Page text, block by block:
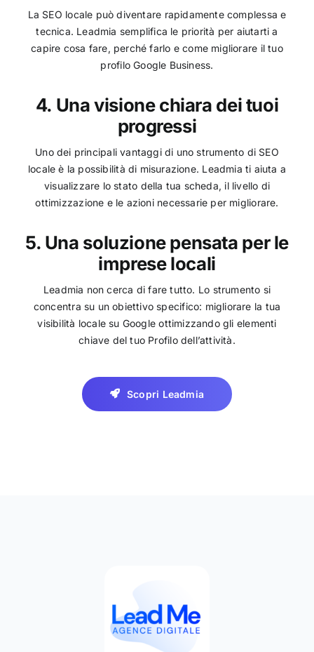
La SEO locale può diventare rapidamente complessa e
tecnica. Leadmia semplifica le priorità per aiutarti a
capire cosa fare, perché farlo e come migliorare il tuo
profilo Google Business.
4. Una visione chiara dei tuoi
progressi
Uno dei principali vantaggi di uno strumento di SEO
locale è la possibilità di misurazione. Leadmia ti aiuta a
visualizzare lo stato della tua scheda, il livello di
ottimizzazione e le azioni necessarie per migliorare.
5. Una soluzione pensata per le
imprese locali
Leadmia non cerca di fare tutto. Lo strumento si
concentra su un obiettivo specifico: migliorare la tua
visibilità locale su Google ottimizzando gli elementi
chiave del tuo Profilo dell’attività.
Scopri Leadmia